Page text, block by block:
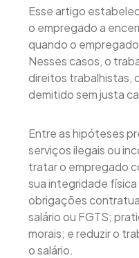
Esse artigo
o empregado a
quando o
Nesses casos, o
direitos trabalhistas,
demitido sem justa
Entre as hipóteses
serviços ilegais ou
tratar o empregado
sua integridade
obrigações
salário ou FGTS;
morais; e reduzir o
o salário.